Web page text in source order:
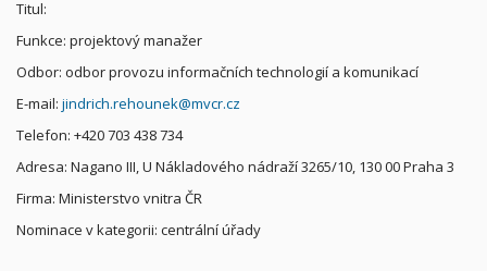
Titul:
Funkce: projektový manažer
Odbor: odbor provozu informačních technologií a komunikací
E-mail: jindrich.rehounek@mvcr.cz
Telefon: +420 703 438 734
Adresa: Nagano III, U Nákladového nádraží 3265/10, 130 00 Praha 3
Firma: Ministerstvo vnitra ČR
Nominace v kategorii: centrální úřady